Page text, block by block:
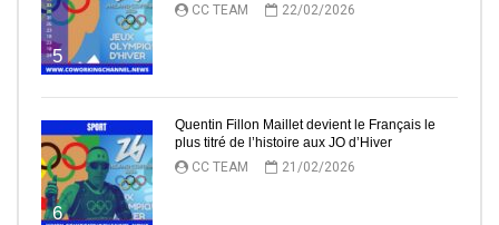
5
CC TEAM
22/02/2026
6
Quentin Fillon Maillet devient le Français le
plus titré de l’histoire aux JO d’Hiver
CC TEAM
21/02/2026